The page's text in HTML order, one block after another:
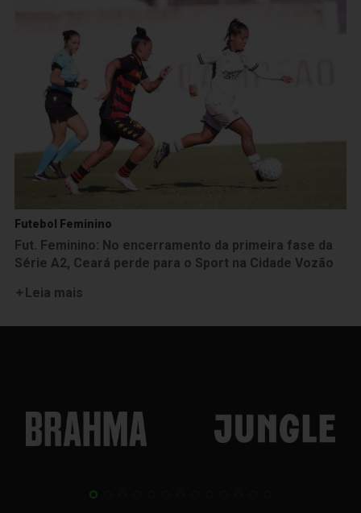
Futebol Feminino
Fut. Feminino: No encerramento da primeira fase da
Série A2, Ceará perde para o Sport na Cidade Vozão
Leia mais